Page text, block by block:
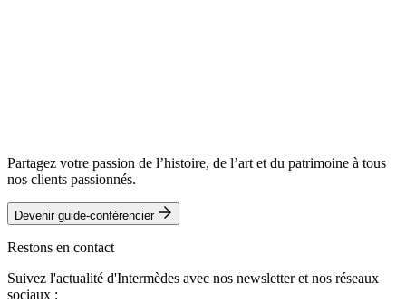
Partagez votre passion de l’histoire, de l’art et du patrimoine à tous
nos clients passionnés.
Devenir guide-conférencier
Restons en contact
Suivez l'actualité d'Intermèdes avec nos newsletter et nos réseaux
sociaux :